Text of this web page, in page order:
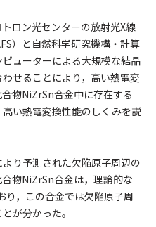
ロン光センターの放射光X線
）と自然科学研究機構・計算
ューターによる大規模な結晶
せることにより，高い熱電変
物NiZrSn合金中に存在する
い熱電変換性能のしくみを説
り予測された欠陥原子周辺の
物NiZrSn合金は，理論的な
り，この合金では欠陥原子周
が分かった。